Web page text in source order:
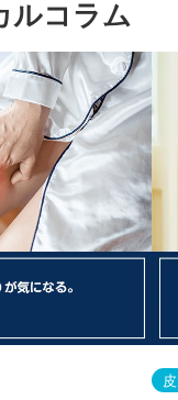
ルコラム